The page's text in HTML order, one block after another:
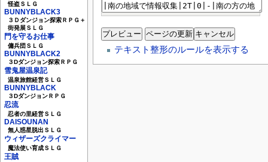
怪盗ＳＬＧ
BUNNYBLACK3
３Ｄダンジョン探索ＲＰＧ＋
街発展ＳＬＧ
門を守るお仕事
傭兵団ＳＬＧ
BUNNYBLACK2
３Dダンジョン探索ＲＰＧ
雪鬼屋温泉記
温泉旅館経営ＳＬＧ
BUNNYBLACK
３DダンジョンＲＰＧ
忍流
忍者の里経営ＳＬＧ
DAISOUNAN
無人惑星脱出ＳＬＧ
ウィザーズクライマー
魔法使い育成ＳＬＧ
王賊
テキスト整形のルールを表示する